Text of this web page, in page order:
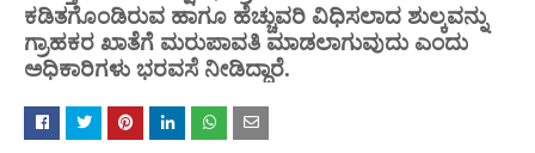
ಕಡಿತಗೊಂಡಿರುವ ಹಾಗೂ ಹೆಚ್ಚುವರಿ ವಿಧಿಸಲಾದ ಶುಲ್ಕವನ್ನು
ಗ್ರಾಹಕರ ಖಾತೆಗೆ ಮರುಪಾವತಿ ಮಾಡಲಾಗುವುದು ಎಂದು
ಅಧಿಕಾರಿಗಳು ಭರವಸೆ ನೀಡಿದ್ದಾರೆ.